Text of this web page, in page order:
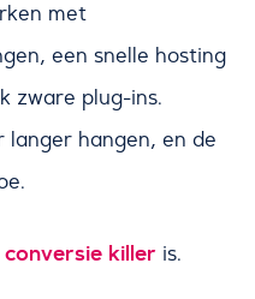
met
een snelle hosting
zware plug-ins.
langer hangen, en de
conversie killer is.